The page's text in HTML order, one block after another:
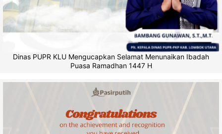
Dinas PUPR KLU Mengucapkan Selamat Menunaikan Ibadah
Puasa Ramadhan 1447 H